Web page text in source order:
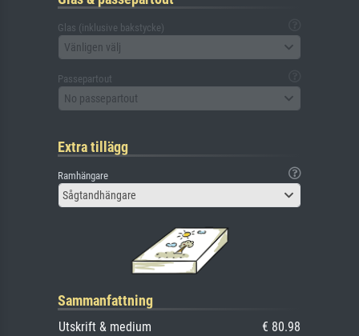
Glas (inklusive bakstycke)
Vänligen välj
Passepartout
No passepartout
Extra tillägg
Ramhängare
Sågtandhängare
Sammanfattning
Utskrift & medium
€ 80.98